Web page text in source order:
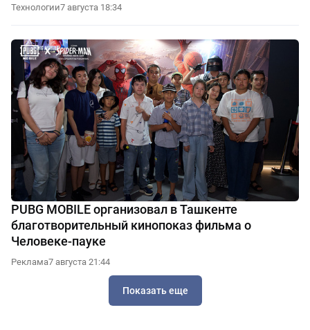
Технологии7 августа 18:34
PUBG MOBILE организовал в Ташкенте
благотворительный кинопоказ фильма о
Человеке-пауке
Реклама7 августа 21:44
Показать еще